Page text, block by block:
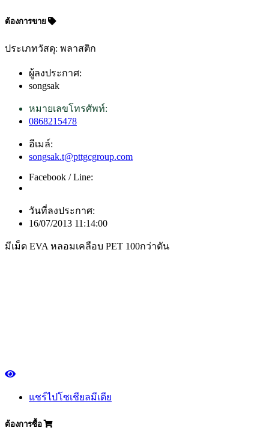
ต้องการขาย
ประเภทวัสดุ: พลาสติก
ผู้ลงประกาศ:
songsak
หมายเลขโทรศัพท์:
0868215478
อีเมล์:
songsak.t@pttgcgroup.com
Facebook / Line:
วันที่ลงประกาศ:
16/07/2013 11:14:00
มีเม็ด EVA หลอมเคลือบ PET 100กว่าตัน
แชร์ไปโซเชียลมีเดีย
ต้องการซื้อ